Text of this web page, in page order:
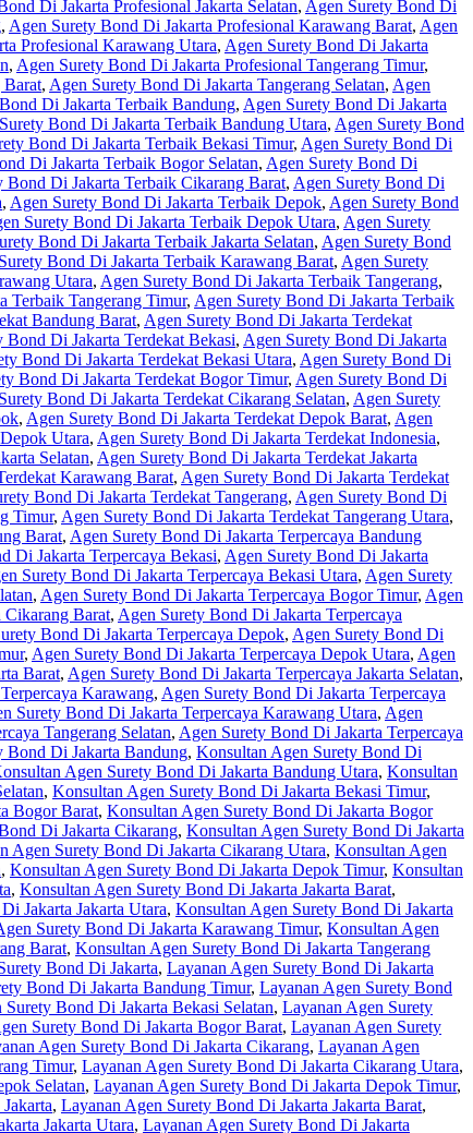
Di Jakarta Profesional Jakarta Selatan, Agen Surety Bond Di
, Agen Surety Bond Di Jakarta Profesional Karawang Barat, Agen
Profesional Karawang Utara, Agen Surety Bond Di Jakarta
, Agen Surety Bond Di Jakarta Profesional Tangerang Timur,
Barat, Agen Surety Bond Di Jakarta Tangerang Selatan, Agen
Di Jakarta Terbaik Bandung, Agen Surety Bond Di Jakarta
Bond Di Jakarta Terbaik Bandung Utara, Agen Surety Bond
Bond Di Jakarta Terbaik Bekasi Timur, Agen Surety Bond Di
Di Jakarta Terbaik Bogor Selatan, Agen Surety Bond Di
Bond Di Jakarta Terbaik Cikarang Barat, Agen Surety Bond Di
, Agen Surety Bond Di Jakarta Terbaik Depok, Agen Surety Bond
Surety Bond Di Jakarta Terbaik Depok Utara, Agen Surety
Bond Di Jakarta Terbaik Jakarta Selatan, Agen Surety Bond
Bond Di Jakarta Terbaik Karawang Barat, Agen Surety
Utara, Agen Surety Bond Di Jakarta Terbaik Tangerang,
Terbaik Tangerang Timur, Agen Surety Bond Di Jakarta Terbaik
Bandung Barat, Agen Surety Bond Di Jakarta Terdekat
Bond Di Jakarta Terdekat Bekasi, Agen Surety Bond Di Jakarta
Bond Di Jakarta Terdekat Bekasi Utara, Agen Surety Bond Di
Bond Di Jakarta Terdekat Bogor Timur, Agen Surety Bond Di
Bond Di Jakarta Terdekat Cikarang Selatan, Agen Surety
, Agen Surety Bond Di Jakarta Terdekat Depok Barat, Agen
Utara, Agen Surety Bond Di Jakarta Terdekat Indonesia,
Selatan, Agen Surety Bond Di Jakarta Terdekat Jakarta
Karawang Barat, Agen Surety Bond Di Jakarta Terdekat
Bond Di Jakarta Terdekat Tangerang, Agen Surety Bond Di
Timur, Agen Surety Bond Di Jakarta Terdekat Tangerang Utara,
Barat, Agen Surety Bond Di Jakarta Terpercaya Bandung
Di Jakarta Terpercaya Bekasi, Agen Surety Bond Di Jakarta
Surety Bond Di Jakarta Terpercaya Bekasi Utara, Agen Surety
, Agen Surety Bond Di Jakarta Terpercaya Bogor Timur, Agen
Cikarang Barat, Agen Surety Bond Di Jakarta Terpercaya
Bond Di Jakarta Terpercaya Depok, Agen Surety Bond Di
, Agen Surety Bond Di Jakarta Terpercaya Depok Utara, Agen
Barat, Agen Surety Bond Di Jakarta Terpercaya Jakarta Selatan,
Karawang, Agen Surety Bond Di Jakarta Terpercaya
Surety Bond Di Jakarta Terpercaya Karawang Utara, Agen
Tangerang Selatan, Agen Surety Bond Di Jakarta Terpercaya
Bond Di Jakarta Bandung, Konsultan Agen Surety Bond Di
Agen Surety Bond Di Jakarta Bandung Utara, Konsultan
, Konsultan Agen Surety Bond Di Jakarta Bekasi Timur,
Bogor Barat, Konsultan Agen Surety Bond Di Jakarta Bogor
Di Jakarta Cikarang, Konsultan Agen Surety Bond Di Jakarta
Agen Surety Bond Di Jakarta Cikarang Utara, Konsultan Agen
, Konsultan Agen Surety Bond Di Jakarta Depok Timur, Konsultan
, Konsultan Agen Surety Bond Di Jakarta Jakarta Barat,
Jakarta Jakarta Utara, Konsultan Agen Surety Bond Di Jakarta
Surety Bond Di Jakarta Karawang Timur, Konsultan Agen
Barat, Konsultan Agen Surety Bond Di Jakarta Tangerang
Bond Di Jakarta, Layanan Agen Surety Bond Di Jakarta
Bond Di Jakarta Bandung Timur, Layanan Agen Surety Bond
Surety Bond Di Jakarta Bekasi Selatan, Layanan Agen Surety
Surety Bond Di Jakarta Bogor Barat, Layanan Agen Surety
Agen Surety Bond Di Jakarta Cikarang, Layanan Agen
Timur, Layanan Agen Surety Bond Di Jakarta Cikarang Utara,
Selatan, Layanan Agen Surety Bond Di Jakarta Depok Timur,
, Layanan Agen Surety Bond Di Jakarta Jakarta Barat,
Jakarta Utara, Layanan Agen Surety Bond Di Jakarta